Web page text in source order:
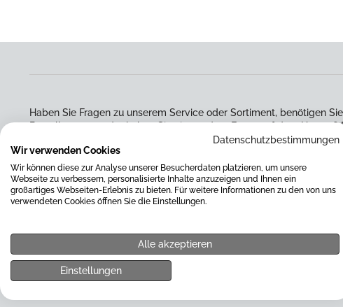
Haben Sie Fragen zu unserem Service oder Sortiment, benötigen
Bestellvorgang oder haben Sie eine andere Frage auf dem Herzen?
Sie uns gerne über das beigefügte Kontaktformular. Wir werden
um Ihre Anfrage kümmern.
0511 8997 9887 online-
Datenschutzbestimmungen
Wir verwenden Cookies
Wir können diese zur Analyse unserer Besucherdaten platzieren, um unsere
Webseite zu verbessern, personalisierte Inhalte anzuzeigen und Ihnen ein
großartiges Webseiten-Erlebnis zu bieten. Für weitere Informationen zu den von uns
verwendeten Cookies öffnen Sie die Einstellungen.
Alle akzeptieren
Einstellungen